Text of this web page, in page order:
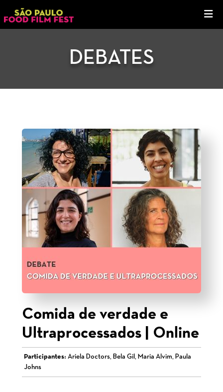
DEBATES
Comida de verdade e
Ultraprocessados | Online
Participantes: Ariela Doctors, Bela Gil, Maria Alvim, Paula
Johns